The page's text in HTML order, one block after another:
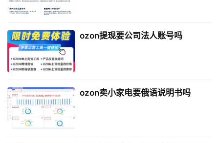
ozon提现要公司法人账号吗
ozon卖小家电要俄语说明书吗